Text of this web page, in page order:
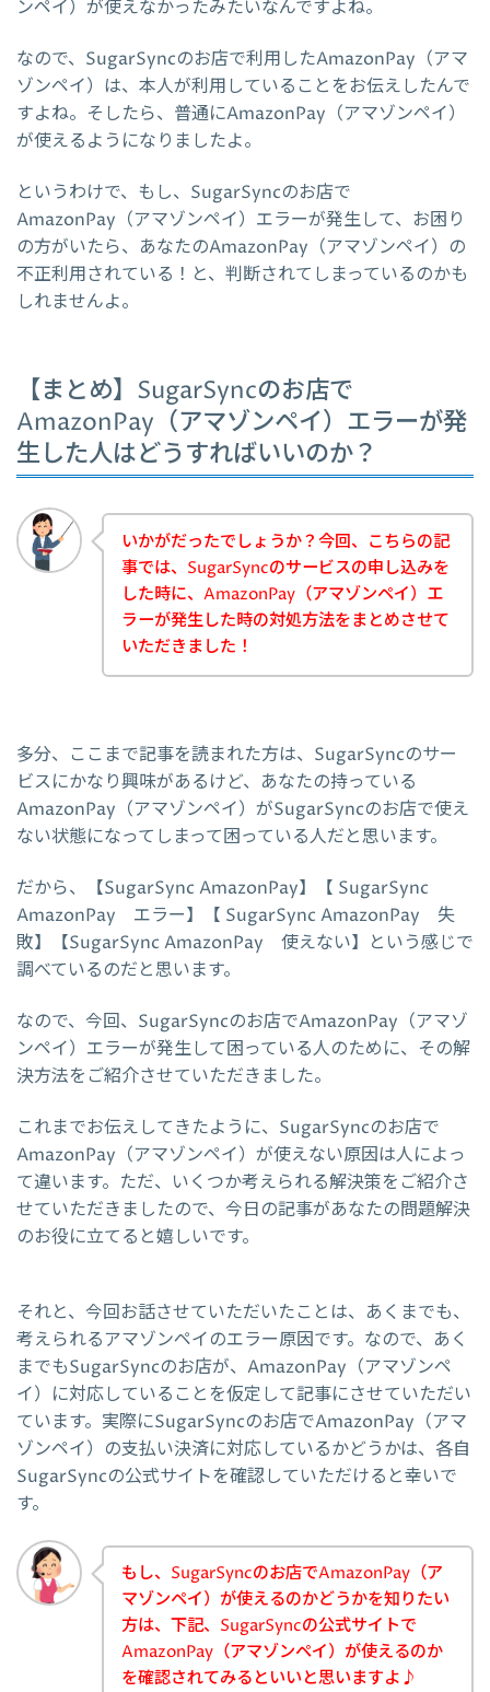
ンペイ）が使えなかったみたいなんですよね。
なので、SugarSyncのお店で利用したAmazonPay（アマ
ゾンペイ）は、本人が利用していることをお伝えしたんで
すよね。そしたら、普通にAmazonPay（アマゾンペイ）
が使えるようになりましたよ。
というわけで、もし、SugarSyncのお店で
AmazonPay（アマゾンペイ）エラーが発生して、お困り
の方がいたら、あなたのAmazonPay（アマゾンペイ）の
不正利用されている！と、判断されてしまっているのかも
しれませんよ。
【まとめ】SugarSyncのお店で
AmazonPay（アマゾンペイ）エラーが発
生した人はどうすればいいのか？
いかがだったでしょうか？今回、こちらの記
事では、SugarSyncのサービスの申し込みを
した時に、AmazonPay（アマゾンペイ）エ
ラーが発生した時の対処方法をまとめさせて
いただきました！
多分、ここまで記事を読まれた方は、SugarSyncのサー
ビスにかなり興味があるけど、あなたの持っている
AmazonPay（アマゾンペイ）がSugarSyncのお店で使え
ない状態になってしまって困っている人だと思います。
だから、【SugarSync AmazonPay】【 SugarSync
AmazonPay エラー】【 SugarSync AmazonPay 失
敗】【SugarSync AmazonPay 使えない】という感じで
調べているのだと思います。
なので、今回、SugarSyncのお店でAmazonPay（アマゾ
ンペイ）エラーが発生して困っている人のために、その解
決方法をご紹介させていただきました。
これまでお伝えしてきたように、SugarSyncのお店で
AmazonPay（アマゾンペイ）が使えない原因は人によっ
て違います。ただ、いくつか考えられる解決策をご紹介さ
せていただきましたので、今日の記事があなたの問題解決
のお役に立てると嬉しいです。
それと、今回お話させていただいたことは、あくまでも、
考えられるアマゾンペイのエラー原因です。なので、あく
までもSugarSyncのお店が、AmazonPay（アマゾンペ
イ）に対応していることを仮定して記事にさせていただい
ています。実際にSugarSyncのお店でAmazonPay（アマ
ゾンペイ）の支払い決済に対応しているかどうかは、各自
SugarSyncの公式サイトを確認していただけると幸いで
す。
もし、SugarSyncのお店でAmazonPay（ア
マゾンペイ）が使えるのかどうかを知りたい
方は、下記、SugarSyncの公式サイトで
AmazonPay（アマゾンペイ）が使えるのか
を確認されてみるといいと思いますよ♪